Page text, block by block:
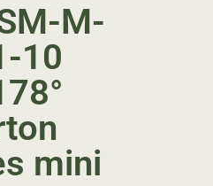
M-
10
mini